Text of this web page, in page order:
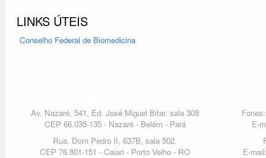
LINKS ÚTEIS
Conselho Federal de Biomedicina
Av. Nazaré, 541, Ed. José Miguel Bitar, sala 309
CEP 66.035-135 - Nazaré - Belém - Pará
E-
Rua. Dom Pedro II, 637B, sala 502.
CEP 76.801-151 - Caiari - Porto Velho - RO
E-